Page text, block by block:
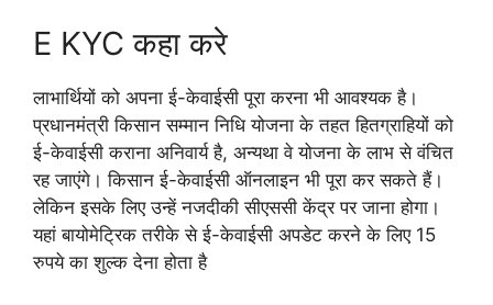
E KYC कहा करे
लाभार्थियों को अपना ई-केवाईसी पूरा करना भी आवश्यक है।
प्रधानमंत्री किसान सम्मान निधि योजना के तहत हितग्राहियों को
ई-केवाईसी कराना अनिवार्य है, अन्यथा वे योजना के लाभ से वंचित
रह जाएंगे। किसान ई-केवाईसी ऑनलाइन भी पूरा कर सकते हैं।
लेकिन इसके लिए उन्हें नजदीकी सीएससी केंद्र पर जाना होगा।
यहां बायोमेट्रिक तरीके से ई-केवाईसी अपडेट करने के लिए 15
रुपये का शुल्क देना होता है